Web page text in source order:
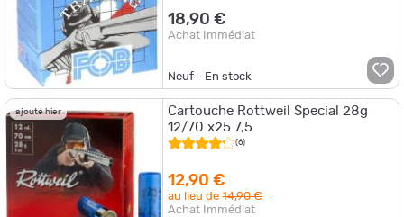
18,90 €
Achat Immédiat
Neuf - En stock
ajouté hier
Cartouche Rottweil Special 28g
12/70 x25 7,5
(6)
12,90 €
au lieu de14,90 €
Achat Immédiat